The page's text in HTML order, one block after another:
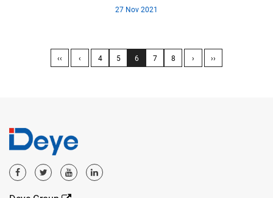
27 Nov 2021
‹‹ ‹ 4 5 6 7 8 › ››